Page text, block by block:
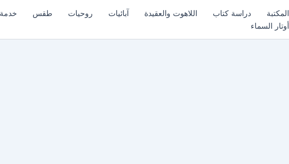
المكتبة دراسة كتاب اللاهوت والعقيدة آبائيات روحيات طقس خدمة
أوتار السماء